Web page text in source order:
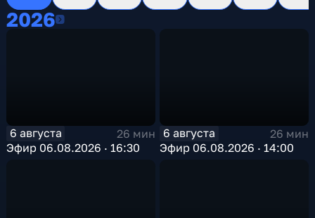
20262026
6 августа
26 мин
Эфир 06.08.2026 · 16:30
6 августа
26 мин
Эфир 06.08.2026 · 14:00